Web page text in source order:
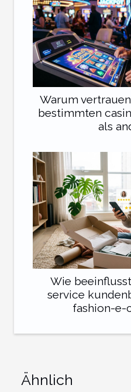
Warum
bestimmten
als
Wie
service
fashion-e-
Ähnlich